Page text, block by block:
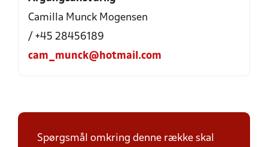
Camilla Munck Mogensen
/ +45 28456189
cam_munck@hotmail.com
Spørgsmål omkring denne række skal